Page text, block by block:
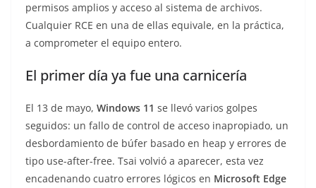
permisos amplios y acceso al sistema de archivos.
Cualquier RCE en una de ellas equivale, en la práctica,
a comprometer el equipo entero.
El primer día ya fue una carnicería
El 13 de mayo, Windows 11 se llevó varios golpes
seguidos: un fallo de control de acceso inapropiado, un
desbordamiento de búfer basado en heap y errores de
tipo use-after-free. Tsai volvió a aparecer, esta vez
encadenando cuatro errores lógicos en Microsoft Edge